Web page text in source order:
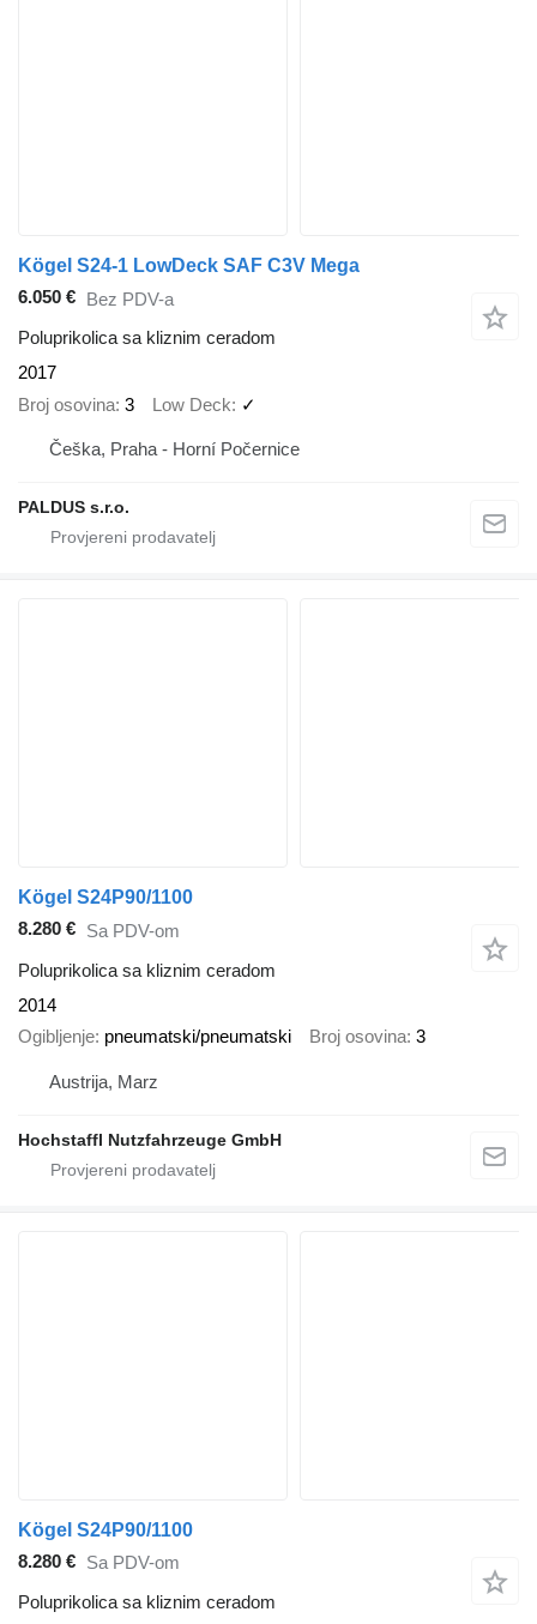
Kögel S24-1 LowDeck SAF C3V Mega
6.050 € Bez PDV-a
Poluprikolica sa kliznim ceradom
2017
Broj osovina 3 Low Deck ✓
Češka, Praha - Horní Počernice
PALDUS s.r.o.
Kögel S24P90/1100
8.280 € Sa PDV-om
Poluprikolica sa kliznim ceradom
2014
Ogibljenje pneumatski/pneumatski Broj osovina 3
Austrija, Marz
Hochstaffl Nutzfahrzeuge GmbH
Kögel S24P90/1100
8.280 € Sa PDV-om
Poluprikolica sa kliznim ceradom